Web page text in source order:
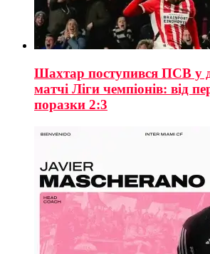
Шахтар поступився ПСВ у
матчі Ліги чемпіонів: від
поразки 2:3